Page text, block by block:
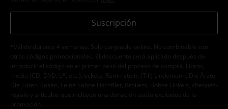
Suscripción
*Válido durante 4 semanas. Solo canjeable online. No combinable con
otros códigos promocionales. El descuento será aplicado después de
introducir el código en el primer paso del proceso de compra. Libros,
media (CD, DVD, LP, etc.), tickets, Rammstein, (Till) Lindemann, Die Ärzte,
Die Toten Hosen, Feine Sahne Fischfilet, Broilers, Böhse Onkelz, cheques-
regalo y artículos que incluyen una donación están excluidos de la
promoción.